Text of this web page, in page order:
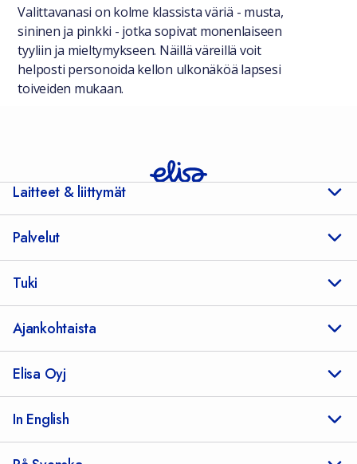
Valittavanasi on kolme klassista väriä - musta,
sininen ja pinkki - jotka sopivat monenlaiseen
tyyliin ja mieltymykseen. Näillä väreillä voit
helposti personoida kellon ulkonäköä lapsesi
toiveiden mukaan.
Laitteet & liittymät
Palvelut
Tuki
Ajankohtaista
Elisa Oyj
In English